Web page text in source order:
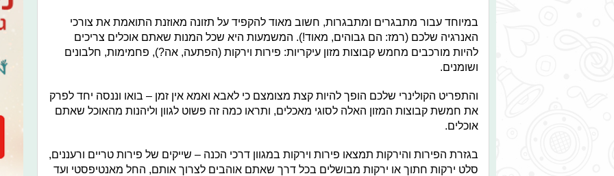
במיוחד עבור מתבגרים ומתבגרות, חשוב מאוד להקפיד על תזונה מאוזנת התואמת את צורכי
האנרגיה שלכם (רמז: הם גבוהים, מאוד!). המשמעות היא שכל המנות שאתם אוכלים צריכים
להיות מורכבים מחמש קבוצות מזון עיקריות: פירות וירקות (הפתעה, אה?), פחמימות, חלבונים
ושומנים.
והתפריט הקולינרי שלכם הופך להיות קצת מצומצם כי לאבא ואמא אין זמן – בואו וננסה יחד לפרק
את חמשת קבוצות המזון האלה לסוגי מאכלים, ותראו כמה זה פשוט לגוון וליהנות מהאוכל שאתם
אוכלים.
בגזרת הפירות והירקות תמצאו פירות וירקות במגוון דרכי הכנה – שייקים של פירות טריים ורעננים,
סלט ירקות חתוך או ירקות מבושלים בכל דרך שאתם אוהבים לצרוך אותם, החל מאנטיפסטי ועד